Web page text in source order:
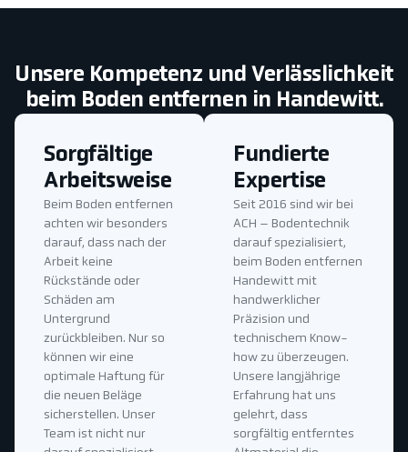
Unsere Kompetenz und Verlässlichkeit
beim Boden entfernen in Handewitt.
Fundierte
Expertise
Seit 2016 sind wir bei
ACH – Bodentechnik
darauf spezialisiert,
beim Boden entfernen
Handewitt mit
handwerklicher
Präzision und
technischem Know-
how zu überzeugen.
Unsere langjährige
Erfahrung hat uns
gelehrt, dass
sorgfältig entferntes
Sorgfältige
Arbeitsweise
Beim Boden entfernen
achten wir besonders
darauf, dass nach der
Arbeit keine
Rückstände oder
Schäden am
Untergrund
zurückbleiben. Nur so
können wir eine
optimale Haftung für
die neuen Beläge
sicherstellen. Unser
Team ist nicht nur